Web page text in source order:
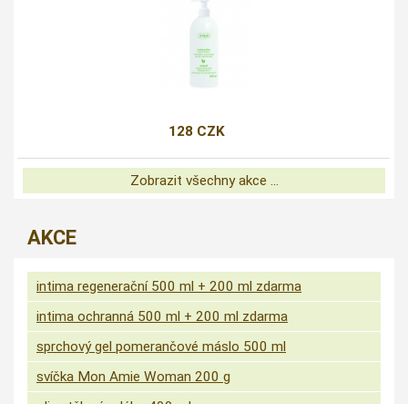
128 CZK
Zobrazit všechny akce ...
AKCE
intima regenerační 500 ml + 200 ml zdarma
intima ochranná 500 ml + 200 ml zdarma
sprchový gel pomerančové máslo 500 ml
svíčka Mon Amie Woman 200 g